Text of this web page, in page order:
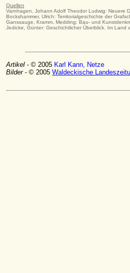
Quellen
Varnhagen, Johann Adolf Theodor Ludwig: Neuere
Bockshammer, Ulrich: Territorialgeschichte der
Ganssauge, Kramm, Medding: Bau- und
Jedicke, Günter: Geschichtlicher Überblick. Im Land
Artikel - © 2005 Karl Kann, Netze
Bilder- © 2005 Waldeckische